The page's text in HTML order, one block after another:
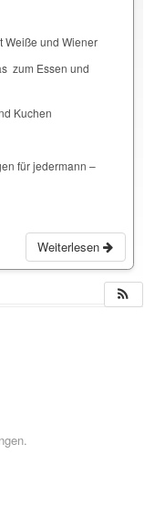
Weiße und Wiener
zum Essen und
Kuchen
für jedermann –
Weiterlesen